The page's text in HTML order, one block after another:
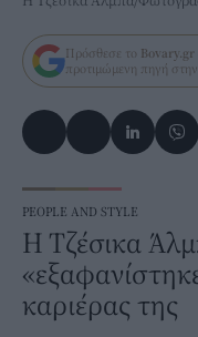
Πρόσθεσε το Bovary.gr
προτιμώμενη πηγή στην
PEOPLE AND STYLE
Η Τζέσικα
καριέρας της